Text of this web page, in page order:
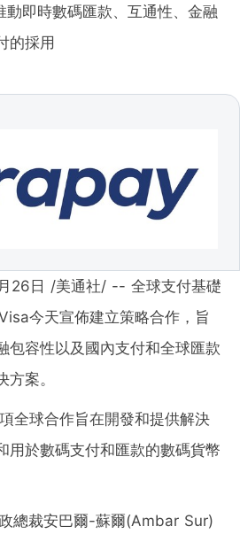
即時數碼匯款、互通性、金融
的採用
26日 /美通社/ -- 全球支付基礎
今天宣佈建立策略合作，旨
包容性以及國內支付和全球匯款
案。
全球合作旨在開發和提供解決
用於數碼支付和匯款的數碼貨幣
總裁安巴爾-蘇爾(Ambar Sur)